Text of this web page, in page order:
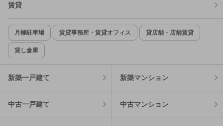
賃貸
月極駐車場 賃貸事務所・賃貸オフィス 貸店舗・店舗賃貸
貸し倉庫
新築一戸建て 新築マンション
中古一戸建て 中古マンション